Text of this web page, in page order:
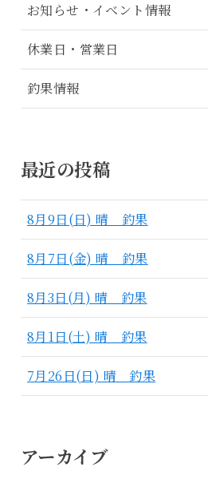
お知らせ・イベント情報
休業日・営業日
釣果情報
最近の投稿
8月9日(日) 晴 釣果
8月7日(金) 晴 釣果
8月3日(月) 晴 釣果
8月1日(土) 晴 釣果
7月26日(日) 晴 釣果
アーカイブ